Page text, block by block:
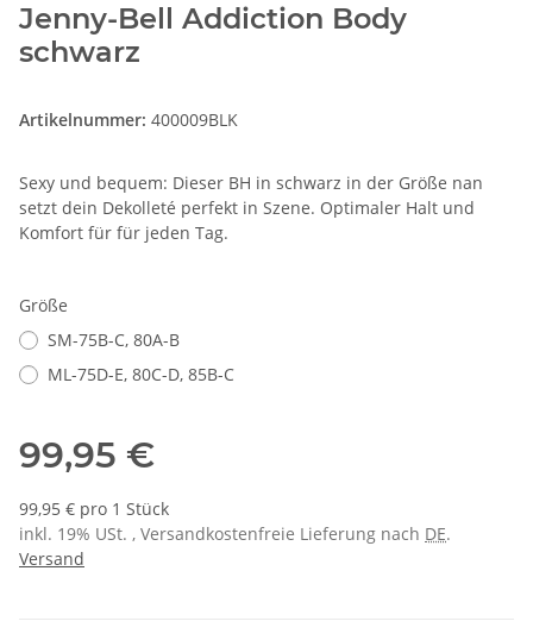
Jenny-Bell Addiction Body
schwarz
Artikelnummer: 400009BLK
Sexy und bequem: Dieser BH in schwarz in der Größe nan
setzt dein Dekolleté perfekt in Szene. Optimaler Halt und
Komfort für für jeden Tag.
Größe
SM-75B-C, 80A-B
ML-75D-E, 80C-D, 85B-C
99,95 €
99,95 € pro 1 Stück
inkl. 19% USt. , Versandkostenfreie Lieferung nach DE.
Versand